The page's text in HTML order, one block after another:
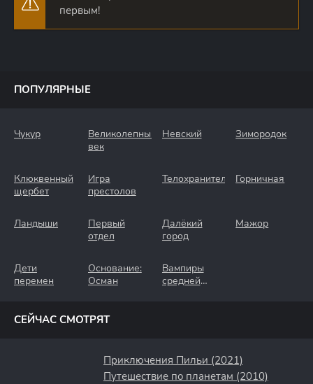
первым!
ПОПУЛЯРНЫЕ
Чукур
Великолепный
век
Невский Зимородок
Клюквенный
щербет
Игра
престолов
Телохранители Горничная
Ландыши
Первый
отдел
Далёкий
город
Мажор
Дети
перемен
Основание:
Осман
Вампиры
средней
СЕЙЧАС СМОТРЯТ
Приключения Пильи (2021)
Путешествие по планетам (2010)